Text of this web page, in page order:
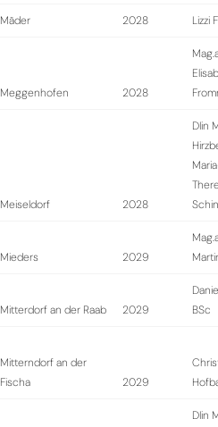
Mäder 2028 Lizzi
Meggenhofen 2028
Meiseldorf 2028
DIin
Mieders 2029
Mitterdorf an der Raab 2029
BSc
Mitterndorf an der
Fischa
2029
DIin